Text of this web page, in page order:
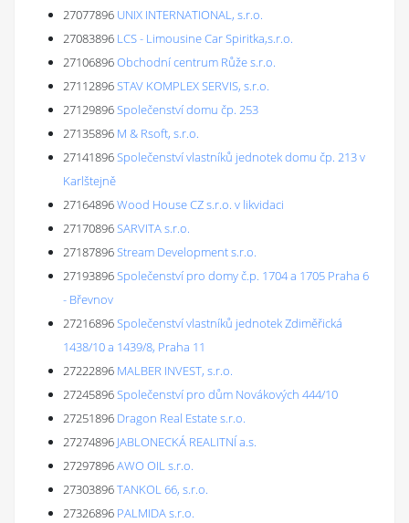
27077896 UNIX INTERNATIONAL, s.r.o.
27083896 LCS - Limousine Car Spiritka,s.r.o.
27106896Obchodní centrum Růže s.r.o.
27112896STAV KOMPLEX SERVIS, s.r.o.
27129896Společenství domu čp. 253
27135896 M & Rsoft, s.r.o.
27141896Společenství vlastníků jednotek domu čp. 213 v
Karlštejně
27164896Wood House CZ s.r.o. v likvidaci
27170896SARVITA s.r.o.
27187896Stream Development s.r.o.
27193896Společenství pro domy č.p. 1704 a 1705 Praha 6
- Břevnov
27216896Společenství vlastníků jednotek Zdiměřická
1438/10 a 1439/8, Praha 11
27222896 MALBER INVEST, s.r.o.
27245896Společenství pro dům Novákových 444/10
27251896 Dragon Real Estate s.r.o.
27274896 JABLONECKÁ REALITNÍ a.s.
27297896AWO OIL s.r.o.
27303896TANKOL 66, s.r.o.
27326896 PALMIDA s.r.o.